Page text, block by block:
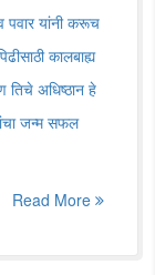
पवार यांनी करूच
कालबाह्य
अधिष्ठान हे
जन्म सफल
Read More